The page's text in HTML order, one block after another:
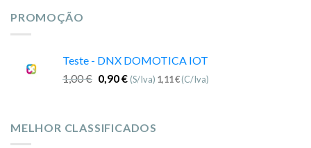
PROMOÇÃO
Teste - DNX DOMOTICA IOT
1,00€ 0,90€ (S/Iva) 1,11€(C/Iva)
MELHOR CLASSIFICADOS